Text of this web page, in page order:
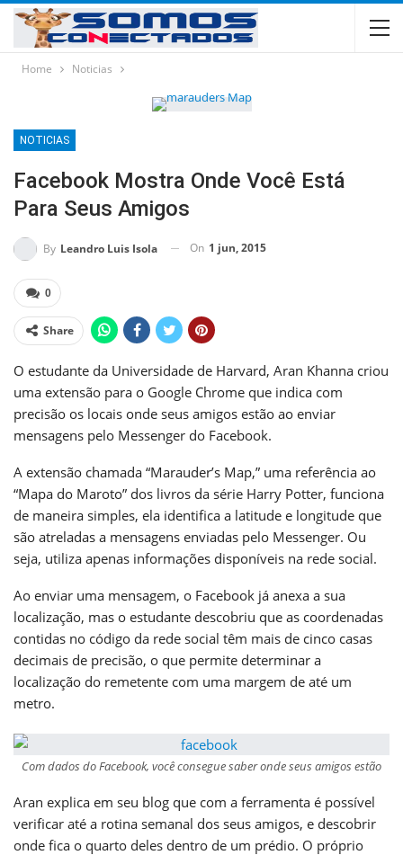
Home Noticias
NOTICIAS
Facebook Mostra Onde Você Está
Para Seus Amigos
By Leandro Luis Isola On 1 jun, 2015
0
Share
O estudante da Universidade de Harvard, Aran Khanna criou
uma extensão para o Google Chrome que indica com
precisão os locais onde seus amigos estão ao enviar
mensagens pelo Messenger do Facebook.
A extensão chamada “Marauder’s Map,” uma referência ao
“Mapa do Maroto” dos livros da série Harry Potter, funciona
de maneira simples, ela identifica a latitude e longitude que
são atreladas a mensagens enviadas pelo Messenger. Ou
seja, utiliza apenas informações disponíveis na rede social.
Ao enviar uma mensagem, o Facebook já anexa a sua
localização, mas o estudante descobriu que as coordenadas
contidas no código da rede social têm mais de cinco casas
decimais de precisão, o que permite determinar a
localização do remetente com uma margem de até um
metro.
Com dados do Facebook, você consegue saber onde seus amigos estão
Aran explica em seu blog que com a ferramenta é possível
verificar até a rotina semanal dos seus amigos, e descobrir
onde fica o quarto deles dentro de um prédio. O próprio